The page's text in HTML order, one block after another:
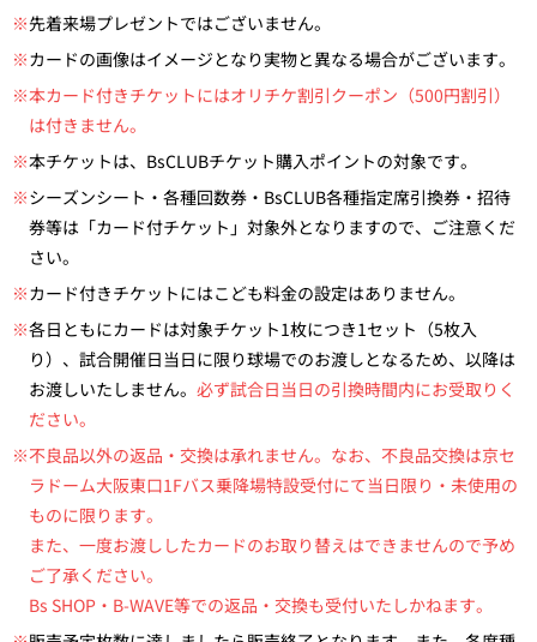
※先着来場プレゼントではございません。
※カードの画像はイメージとなり実物と異なる場合がございます。
※本カード付きチケットにはオリチケ割引クーポン（500円割引）
は付きません。
※本チケットは、BsCLUBチケット購入ポイントの対象です。
※シーズンシート・各種回数券・BsCLUB各種指定席引換券・招待
券等は「カード付チケット」対象外となりますので、ご注意くだ
さい。
※カード付きチケットにはこども料金の設定はありません。
※各日ともにカードは対象チケット1枚につき1セット（5枚入
り）、試合開催日当日に限り球場でのお渡しとなるため、以降は
お渡しいたしません。 必ず試合日当日の引換時間内にお受取りく
ださい。
※不良品以外の返品・交換は承れません。なお、不良品交換は京セ
ラドーム大阪東口1Fバス乗降場特設受付にて当日限り・未使用の
ものに限ります。
また、一度お渡ししたカードのお取り替えはできませんので予め
ご了承ください。
Bs SHOP・B-WAVE等での返品・交換も受付いたしかねます。